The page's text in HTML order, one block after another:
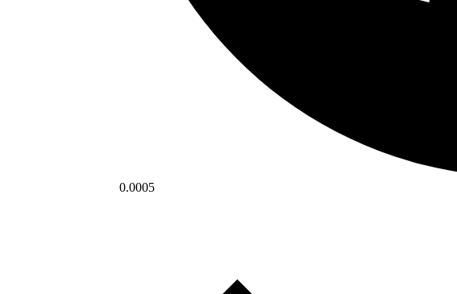
0.0005